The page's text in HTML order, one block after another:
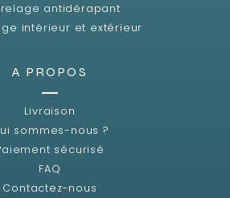
antidérapant
intérieur et extérieur
A PROPOS
Livraison
sommes-nous ?
sécurisé
FAQ
Contactez-nous